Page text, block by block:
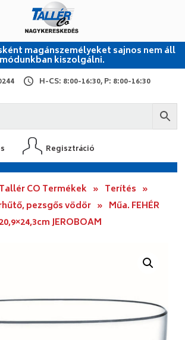
magánszemélyeket sajnos nem áll
módunkban kiszolgálni.
H-CS: 8:00-16:30, P: 8:00-16:30
Regisztráció
Tallér CO Termékek » Terítés »
pezsgős vödör » Műa. FEHÉR
JEROBOAM